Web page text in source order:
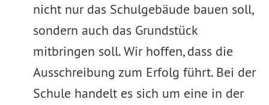
nicht nur das Schulgebäude bauen soll,
sondern auch das Grundstück
mitbringen soll. Wir hoffen, dass die
Ausschreibung zum Erfolg führt. Bei der
Schule handelt es sich um eine in der